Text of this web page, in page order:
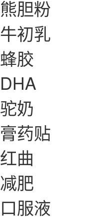
熊胆粉
牛初乳
蜂胶
DHA
驼奶
膏药贴
红曲
减肥
口服液